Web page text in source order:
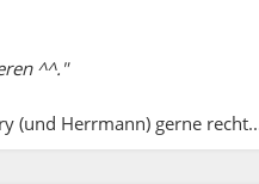
^^."
(und Herrmann) gerne